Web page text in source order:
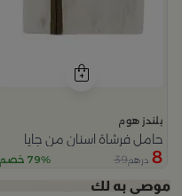
بلندز هوم
حامل فرشاة اسنان من جايا
8 درهم39 79% خصم